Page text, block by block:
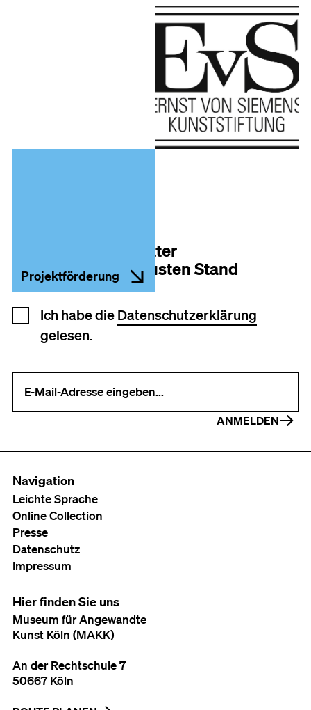
Projektförderung
Der MAKK Newsletter
Immer auf dem neusten Stand
Newsletter Anmeldung
Ich habe die Datenschutzerklärung
gelesen.
ANMELDEN
Navigation
Leichte Sprache
Online Collection
Presse
Datenschutz
Impressum
Hier finden Sie uns
Museum für Angewandte
Kunst Köln (MAKK)
An der Rechtschule 7
50667 Köln